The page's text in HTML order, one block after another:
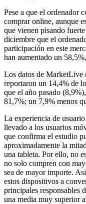
Pese a que el ordenador
comprar online, aunque
que vienen pisando
diciembre que el
participación en este
han aumentado un
Los datos de MarketLive
reportaron un 14,4% de
que el año pasado
81,7%; un 7,9% menos
La experiencia de
llevado a los usuarios
que confirma el estudio
aproximadamente la
una tableta. Por ello, no
no solo compren con
sea de mayor importe.
estos dispositivos a
principales responsables
una media muy superior